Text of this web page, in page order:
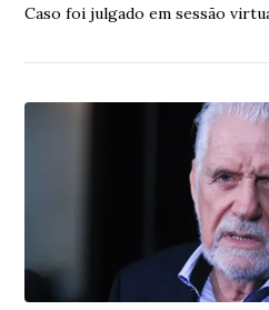
Caso foi julgado em sessão